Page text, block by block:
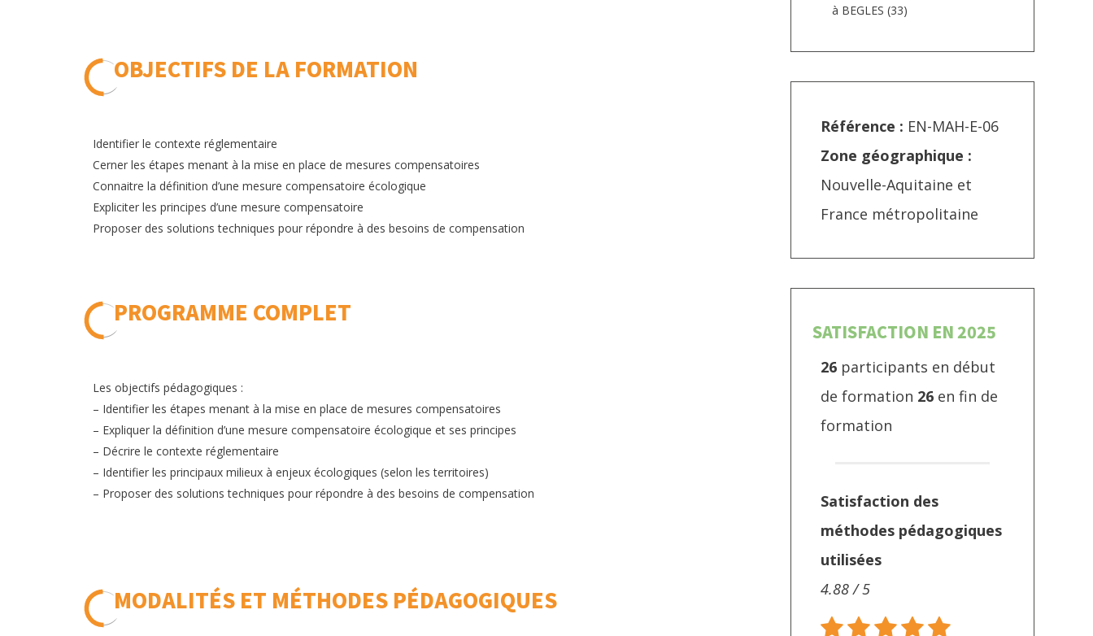
OBJECTIFS DE LA FORMATION
Identifier le contexte réglementaire
Cerner les étapes menant à la mise en place de mesures compensatoires
Connaitre la définition d’une mesure compensatoire écologique
Expliciter les principes d’une mesure compensatoire
Proposer des solutions techniques pour répondre à des besoins de compensation
PROGRAMME COMPLET
Les objectifs pédagogiques :
– Identifier les étapes menant à la mise en place de mesures compensatoires
– Expliquer la définition d’une mesure compensatoire écologique et ses principes
– Décrire le contexte réglementaire
– Identifier les principaux milieux à enjeux écologiques (selon les territoires)
– Proposer des solutions techniques pour répondre à des besoins de compensation
MODALITÉS ET MÉTHODES PÉDAGOGIQUES
à BEGLES (33)
Référence : EN-MAH-E-06
Zone géographique :
Nouvelle-Aquitaine et
France métropolitaine
SATISFACTION EN 2025
26 participants en début
de formation 26 en fin de
formation
Satisfaction des
méthodes pédagogiques
utilisées
4.88 / 5